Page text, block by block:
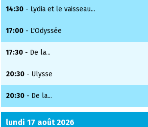
14:30 - Lydia et le vaisseau...
17:00 - L'Odyssée
17:30 - De la...
20:30 - Ulysse
20:30 - De la...
lundi 17 août 2026